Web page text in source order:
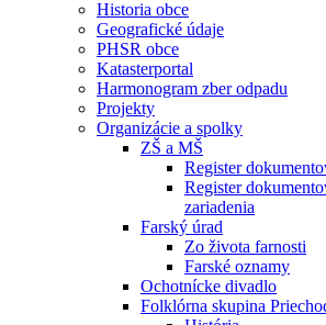
Historia obce
Geografické údaje
PHSR obce
Katasterportal
Harmonogram zber odpadu
Projekty
Organizácie a spolky
ZŠ a MŠ
Register
Register
zariadenia
Farský úrad
Zo života farnosti
Farské oznamy
Ochotnícke divadlo
Folklórna skupina